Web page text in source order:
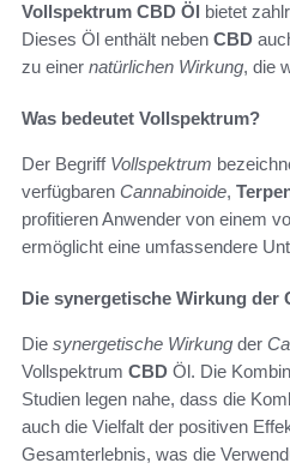
Vollspektrum CBD Öl bietet
Dieses Öl enthält neben CBD
zu einer natürlichen Wirkung, die
Was bedeutet Vollspektrum?
Der Begriff Vollspektrum
verfügbaren Cannabinoide,
profitieren Anwender von einem
ermöglicht eine umfassendere
Die synergetische Wirkung der
Die synergetische Wirkung der
Vollspektrum CBD Öl. Die
Studien legen nahe, dass die
auch die Vielfalt der positiven
Gesamterlebnis, was die